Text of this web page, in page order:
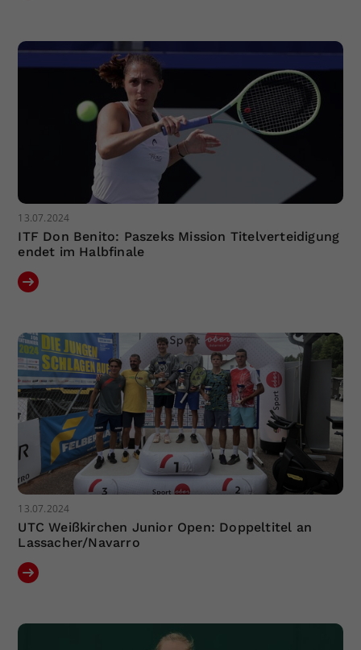
13.07.2024
ITF Don Benito: Paszeks Mission Titelverteidigung
endet im Halbfinale
13.07.2024
UTC Weißkirchen Junior Open: Doppeltitel an
Lassacher/Navarro